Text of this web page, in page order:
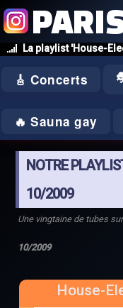
La playlist 'House-
🎸 Concerts
🔥 Sauna gay
NOTRE
10/2009
Une vingtaine de tubes
10/2009
House-